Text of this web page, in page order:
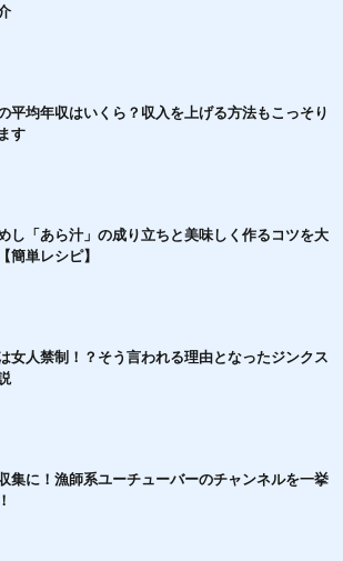
平均年収はいくら？収入を上げる方法もこっそり
す
し「あら汁」の成り立ちと美味しく作るコツを大
簡単レシピ】
女人禁制！？そう言われる理由となったジンクス
集に！漁師系ユーチューバーのチャンネルを一挙